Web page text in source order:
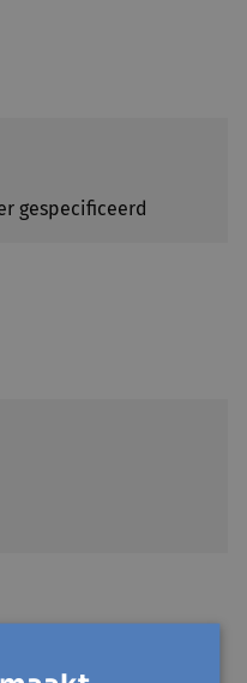
gespecificeerd